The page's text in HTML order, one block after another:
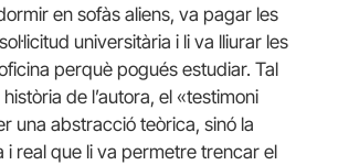
en sofàs aliens, va pagar les
universitària i li va lliurar les
perquè pogués estudiar. Tal
de l’autora, el «testimoni
una abstracció teòrica, sinó la
i real que li va permetre trencar el